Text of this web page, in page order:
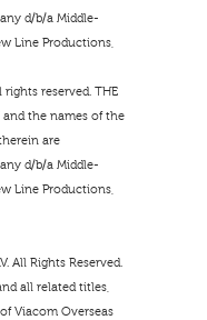
d/b/a Middle-
Line Productions,
reserved. THE
and the names of the
are
d/b/a Middle-
Line Productions,
All Rights Reserved.
all related titles,
Viacom Overseas